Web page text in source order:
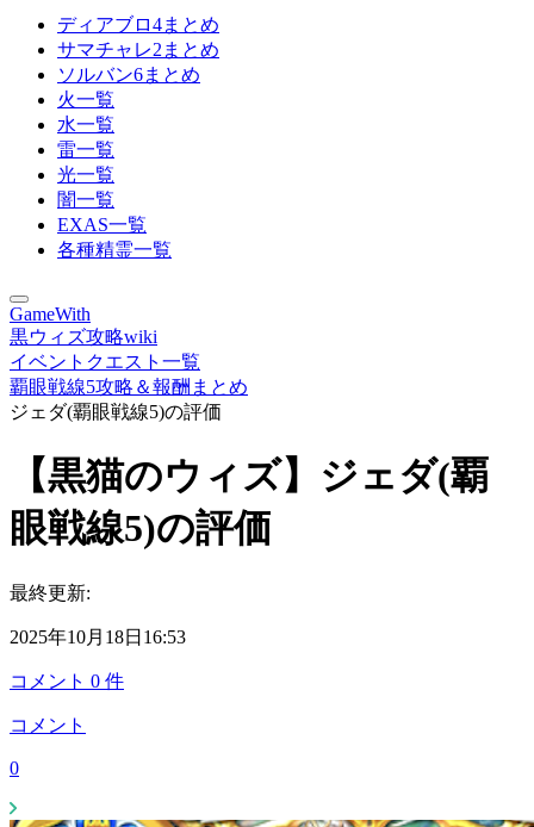
ディアブロ4まとめ
サマチャレ2まとめ
ソルバン6まとめ
火一覧
水一覧
雷一覧
光一覧
闇一覧
EXAS一覧
各種精霊一覧
GameWith
黒ウィズ攻略wiki
イベントクエスト一覧
覇眼戦線5攻略＆報酬まとめ
ジェダ(覇眼戦線5)の評価
【黒猫のウィズ】ジェダ(覇
眼戦線5)の評価
最終更新:
2025年10月18日16:53
コメント 0 件
コメント
0